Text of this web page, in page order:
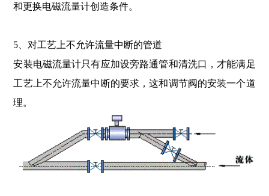
和更换电磁流量计创造条件。
5、对工艺上不允许流量中断的管道
安装电磁流量计只有应加设旁路通管和清洗口，才能满足
工艺上不允许流量中断的要求，这和调节阀的安装一个道
理。